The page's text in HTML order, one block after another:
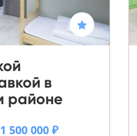
в
районе
1 500 000 ₽